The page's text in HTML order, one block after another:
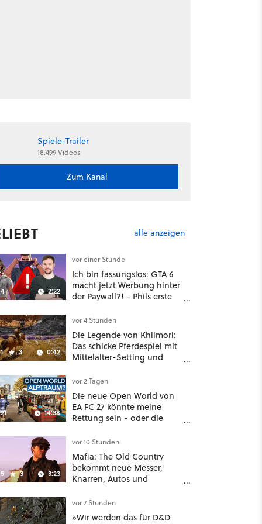
Spiele-Trailer
18.499 Videos
Zum Kanal
alle anzeigen
2:22
vor einer Stunde
Ich bin fassungslos: GTA 6
macht jetzt Werbung hinter
der Paywall?! - Phils erste
Deal
3 0:42
vor 4 Stunden
Die Legende von Khiimori:
Das schicke Pferdespiel mit
Mittelalter-Setting und
noch größer und
gefährlicher
14:38
vor 2 Tagen
Die neue Open World von
EA FC 27 könnte meine
Rettung sein - oder die
5 3 3:23
vor 10 Stunden
Mafia: The Old Country
bekommt neue Messer,
Knarren, Autos und
hat mehr dabei als nur
Story
vor 7 Stunden
»Wir werden das für D&D